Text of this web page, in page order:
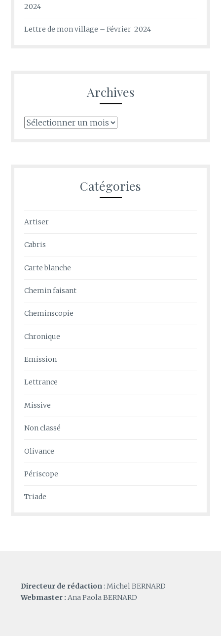
2024
Lettre de mon village – Février 2024
Archives
Archives
Catégories
Artiser
Cabris
Carte blanche
Chemin faisant
Cheminscopie
Chronique
Emission
Lettrance
Missive
Non classé
Olivance
Périscope
Triade
Directeur de rédaction : Michel BERNARD
Webmaster : Ana Paola BERNARD